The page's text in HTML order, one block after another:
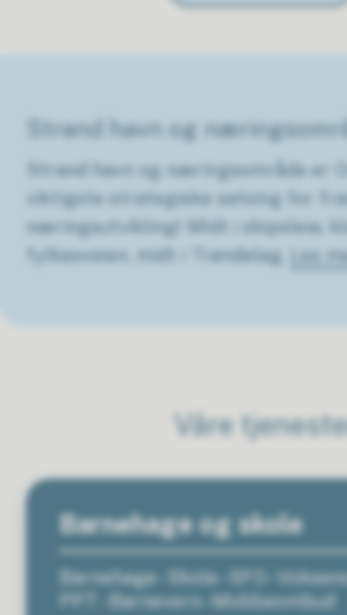
Strand havn og
Strand havn og næringsområde er
viktigste strategiske satsing for
næringsutvikling! Midt i skipsleia,
fylkesveien, midt i Trøndelag.
Les
Våre
Barnehage og skole
Barnehage - Skole - SFO -
PPT - Barnevern - Mobbeombud